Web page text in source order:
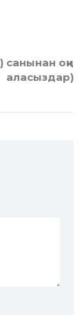
санынан оқи
аласыздар)